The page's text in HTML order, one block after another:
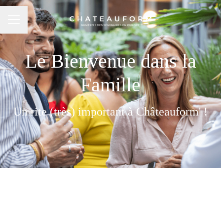
MENU CARRIÈRE
Le Bienvenue dans la
Famille
Un rite (très) important à Châteauform' !